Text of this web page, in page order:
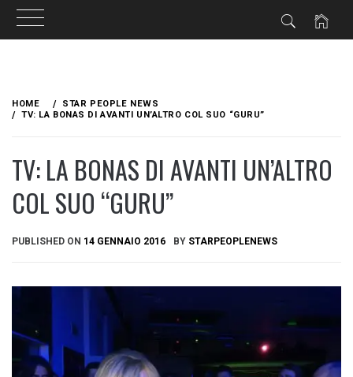
content
HOME
STAR PEOPLE NEWS
TV: LA BONAS DI AVANTI UN’ALTRO COL SUO “GURU”
TV: LA BONAS DI AVANTI UN’ALTRO
COL SUO “GURU”
PUBLISHED ON 14 GENNAIO 2016 BY STARPEOPLENEWS